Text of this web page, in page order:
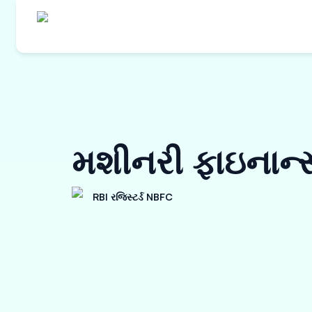
મશીનરી
RBI રજિસ્ટર્ડ NBFC